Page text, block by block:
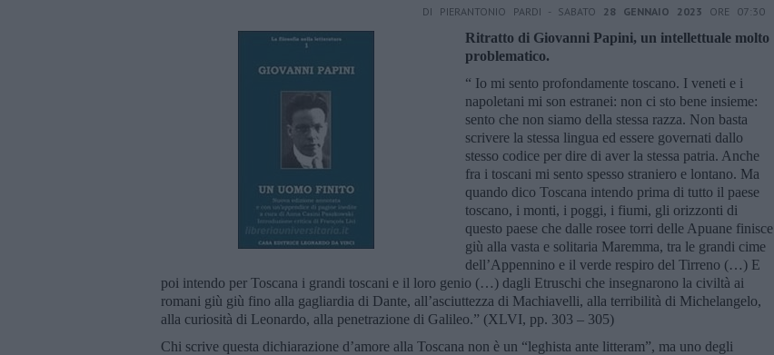
DI PIERANTONIO PARDI - SABATO 28 GENNAIO 2023 ORE 07:30
Ritratto di Giovanni Papini, un intellettuale molto
problematico.
“ Io mi sento profondamente toscano. I veneti e i
napoletani mi son estranei: non ci sto bene insieme:
sento che non siamo della stessa razza. Non basta
scrivere la stessa lingua ed essere governati dallo
stesso codice per dire di aver la stessa patria. Anche
fra i toscani mi sento spesso straniero e lontano. Ma
quando dico Toscana intendo prima di tutto il paese
toscano, i monti, i poggi, i fiumi, gli orizzonti di
questo paese che dalle rosee torri delle Apuane finisce
giù alla vasta e solitaria Maremma, tra le grandi cime
dell’Appennino e il verde respiro del Tirreno (…) E
poi intendo per Toscana i grandi toscani e il loro genio (…) dagli Etruschi che insegnarono la civiltà ai
romani giù giù fino alla gagliardia di Dante, all’asciuttezza di Machiavelli, alla terribilità di Michelangelo,
alla curiosità di Leonardo, alla penetrazione di Galileo.” (XLVI, pp. 303 – 305)
Chi scrive questa dichiarazione d’amore alla Toscana non è un “leghista ante litteram”, ma uno degli